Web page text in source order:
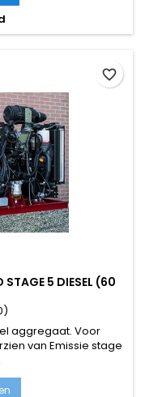
STAGE 5 DIESEL (60
aggregaat. Voor
van Emissie stage
leidingen met
favorite_border